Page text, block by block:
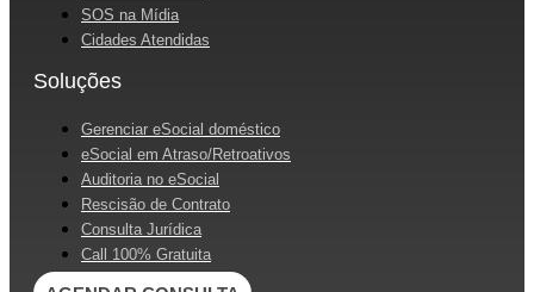
SOS na Mídia
Cidades Atendidas
Soluções
Gerenciar eSocial doméstico
eSocial em Atraso/Retroativos
Auditoria no eSocial
Rescisão de Contrato
Consulta Jurídica
Call 100% Gratuita